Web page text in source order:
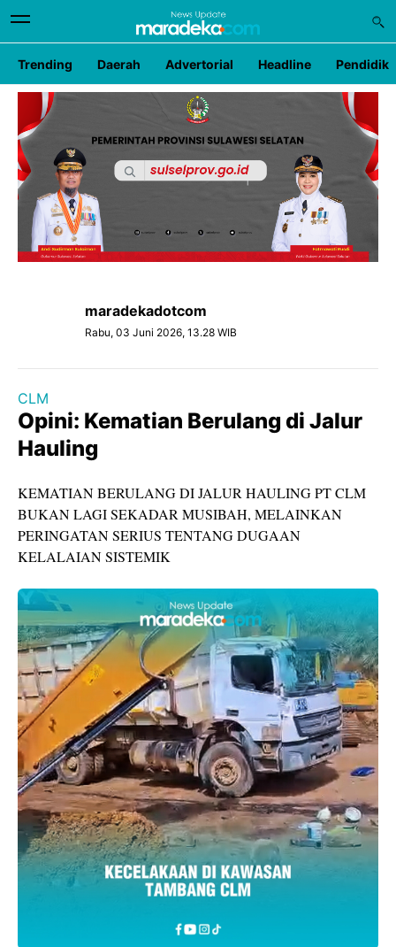
Trending Daerah Advertorial Headline
maradekadotcom
Rabu, 03 Juni 2026, 13.28 WIB
CLM
Opini: Kematian Berulang di Jalur
Hauling
KEMATIAN BERULANG DI JALUR HAULING PT CLM
BUKAN LAGI SEKADAR MUSIBAH, MELAINKAN
PERINGATAN SERIUS TENTANG DUGAAN
KELALAIAN SISTEMIK